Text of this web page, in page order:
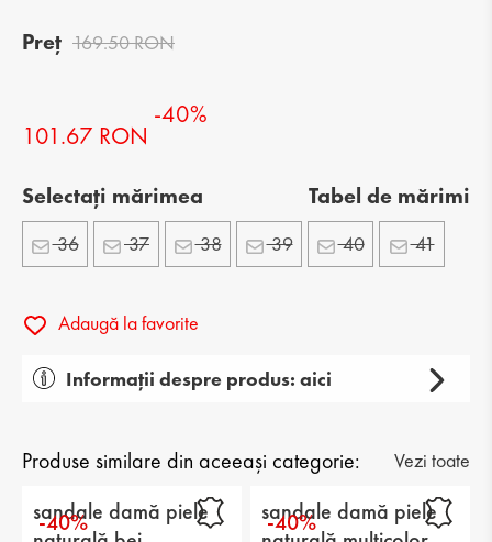
Preț 169.50 RON
101.67 RON
-40%
Selectați mărimea Tabel de mărimi
36 37 38 39 40 41
Adaugă la favorite
Informații despre produs: aici
Tip: casual
Categorie: sandale
Produse similare din aceeași categorie: Vezi toate
-40%
sandale damă piele
-40%
sandale damă piele